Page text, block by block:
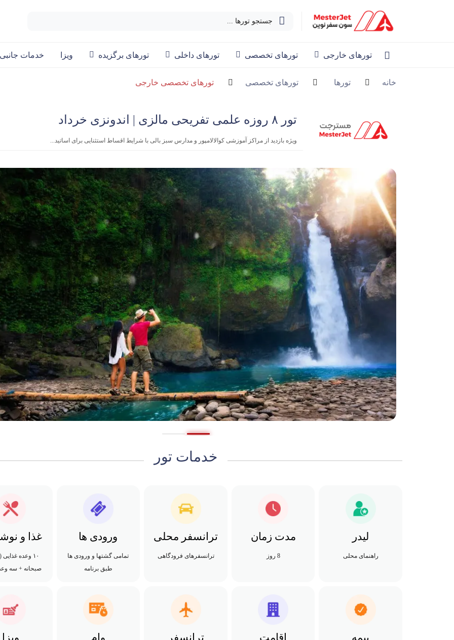
جستجو تورها ...
تورهای خارجی تورهای تخصصی تورهای داخلی تورهای برگزیده ویزا خدمات
خانه تورها تورهای تخصصی تورهای تخصصی خارجی
تور ۸ روزه علمی تفریحی مالزی | اندونزی خرداد
ویژه بازدید از مراکز آموزشی کوالالامپور و مدارس سبز بالی با شرایط اقساط استثنایی برای اساتید...
خدمات تور
لیدر
راهنمای محلی
مدت زمان
8 روز
ترانسفر محلی
ترانسفرهای فرودگاهی
ورودی ها
تمامی گشتها و ورودی ها
طبق برنامه
غذا و
صبحانه + سه
بیمه اقامت
ترانسفر
وام ویزا